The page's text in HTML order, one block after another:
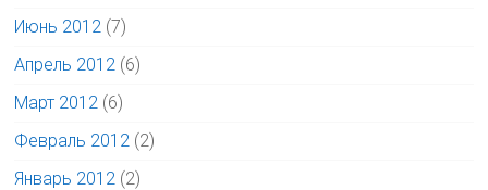
Июнь 2012 (7)
Апрель 2012 (6)
Март 2012 (6)
Февраль 2012 (2)
Январь 2012 (2)